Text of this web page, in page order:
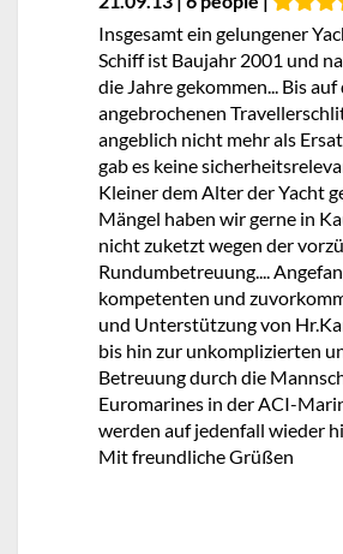
Insgesamt ein gelungener
Schiff ist Baujahr 2001 und
die Jahre gekommen... Bis auf
angebrochenen
angeblich nicht mehr als
gab es keine
Kleiner dem Alter der Yacht
Mängel haben wir gerne in
nicht zuketzt wegen der
Rundumbetreuung....
kompetenten und
und Unterstützung von
bis hin zur unkomplizierten
Betreuung durch die
Euromarines in der ACI-
werden auf jedenfall wieder
Mit freundliche Grüßen